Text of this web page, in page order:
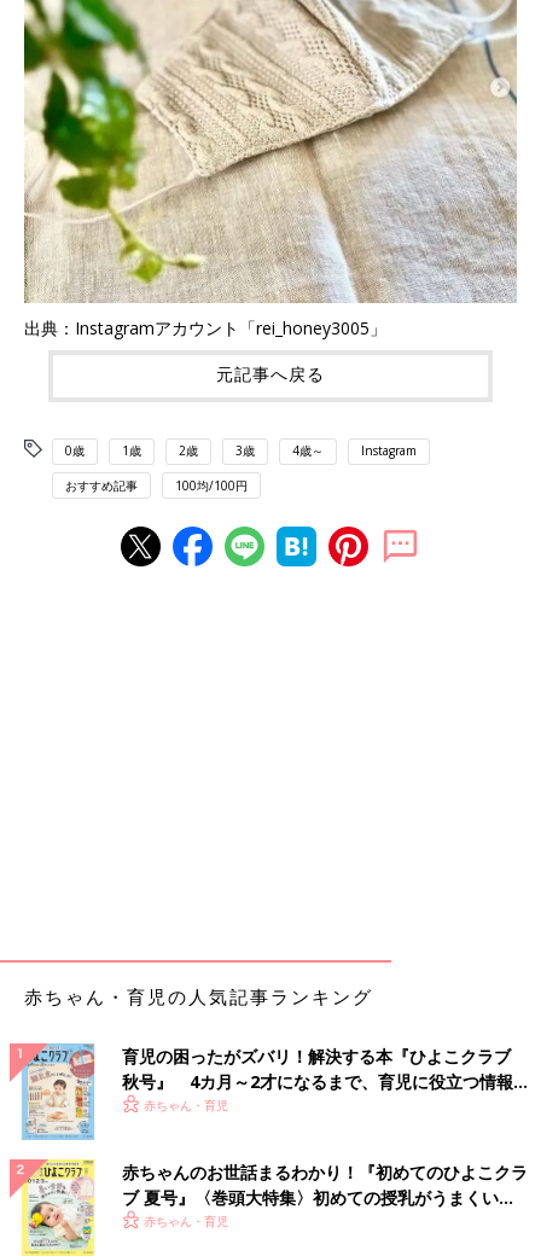
出典：Instagramアカウント「rei_honey3005」
元記事へ戻る
0歳 1歳 2歳 3歳 4歳～ Instagram
おすすめ記事 100均/100円
赤ちゃん・育児の人気記事ランキング
育児の困ったがズバリ！解決する本『ひよこクラブ
秋号』 4カ月～2才になるまで、育児に役立つ情報が
いっぱい！
赤ちゃん・育児
赤ちゃんのお世話まるわかり！『初めてのひよこクラ
ブ 夏号』〈巻頭大特集〉初めての授乳がうまくい
く！ おっぱい・ミルクの基本と夏のトラブル 解決テ
赤ちゃん・育児